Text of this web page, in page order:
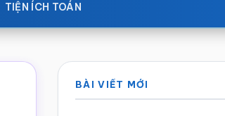
TIỆN ÍCH TOÁN
Sidebar
chính
BÀI VIẾT MỚI